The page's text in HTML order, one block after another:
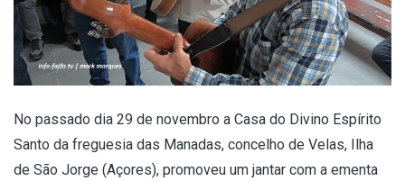
No passado dia 29 de novembro a Casa do Divino Espírito
Santo da freguesia das Manadas, concelho de Velas, Ilha
de São Jorge (Açores), promoveu um jantar com a ementa